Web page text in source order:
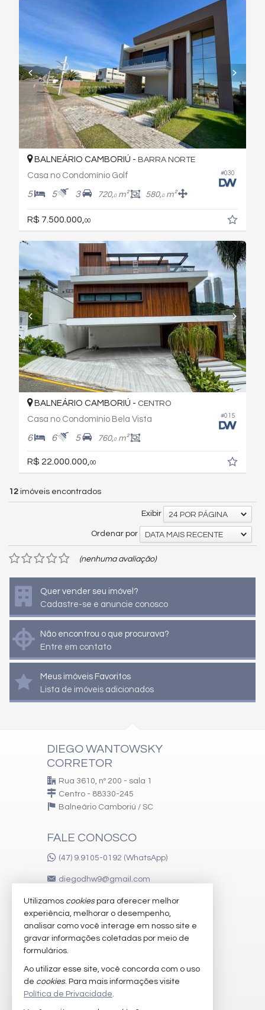
#030
BALNEÁRIO CAMBORIÚ - BARRA NORTE
Casa no Condomínio Golf
5 5 3 720,0m² 580,0m²
R$ 7.500.000, 00
#015
BALNEÁRIO CAMBORIÚ - CENTRO
Casa no Condomínio Bela Vista
6 6 5 760,0m²
R$ 22.000.000,00
12 imóveis encontrados
Exibir 24 POR PÁGINA
Ordenar por DATA MAIS RECENTE
(nenhuma avaliação)
Quer vender seu imóvel?
Cadastre-se e anuncie conosco
Não encontrou o que procurava?
Entre em contato
Meus imóveis Favoritos
Lista de imóveis adicionados
DIEGO WANTOWSKY
CORRETOR
Rua 3610, nº 200 - sala 1
Centro - 88330-245
Balneário Camboriú / SC
FALE CONOSCO
(47) 9.9105-0192 (WhatsApp)
diegodhw9@gmail.com
VEJA MAIS
imóveis favoritos
mapa de imóveis
Utilizamos cookiespara oferecer melhor
experiência, melhorar o desempenho,
analisar como você interage em nosso site e
gravar informações coletadas por meio de
formulários.
Ao utilizar esse site, você concorda com o uso
de cookies. Para mais informações visite
Política de Privacidade.